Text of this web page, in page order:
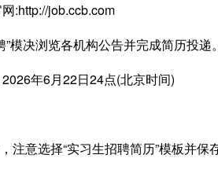
:http://job.ccb.com
”模决浏览各机构公告并完成简历投递
年6月22日24点(北京时间)
注意选择“实习生招聘简历”模板并保